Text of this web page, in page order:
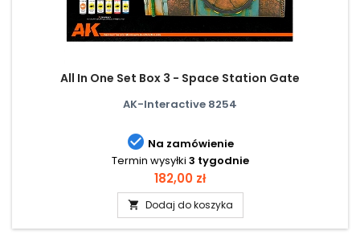
All In One Set Box 3 - Space Station Gate
AK-Interactive 8254
 Na zamówienie
Termin wysyłki 3 tygodnie
Cena
182,00 zł
 Dodaj do koszyka